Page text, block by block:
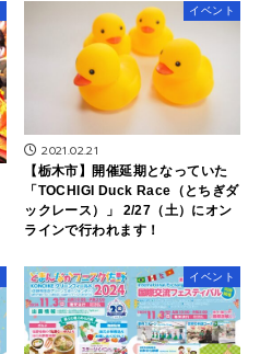
イベント
2021.02.21
【栃木市】開催延期となっていた
「TOCHIGI Duck Race（とちぎダ
ックレース）」 2/27（土）にオン
ラインで行われます！
イベント